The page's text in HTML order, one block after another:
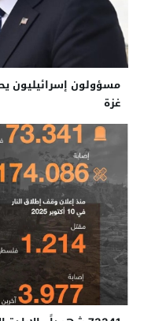
مسؤولون إسرائيليون
غزة